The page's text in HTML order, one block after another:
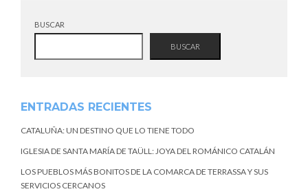
BUSCAR
BUSCAR
ENTRADAS RECIENTES
CATALUÑA: UN DESTINO QUE LO TIENE TODO
IGLESIA DE SANTA MARÍA DE TAÜLL: JOYA DEL ROMÁNICO CATALÁN
LOS PUEBLOS MÁS BONITOS DE LA COMARCA DE TERRASSA Y SUS
SERVICIOS CERCANOS